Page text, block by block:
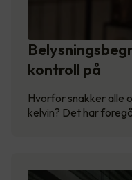
kontroll på
Hvorfor snakker alle
kelvin? Det har